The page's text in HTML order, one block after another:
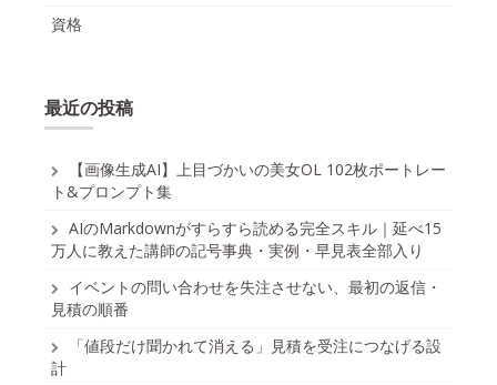
資格
最近の投稿
【画像生成AI】上目づかいの美女OL 102枚ポートレー
ト&プロンプト集
AIのMarkdownがすらすら読める完全スキル｜延べ15
万人に教えた講師の記号事典・実例・早見表全部入り
イベントの問い合わせを失注させない、最初の返信・
見積の順番
「値段だけ聞かれて消える」見積を受注につなげる設
計